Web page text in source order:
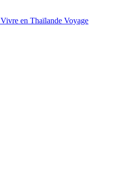
Vivre en Thaïlande Voyage